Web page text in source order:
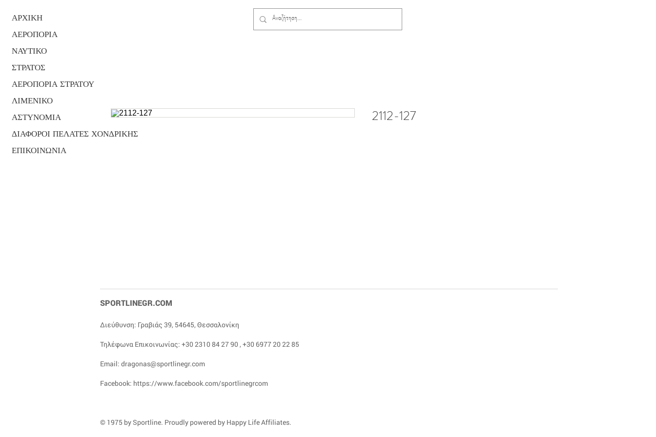
ΑΡΧΙΚΗ
ΑΕΡΟΠΟΡΙΑ
ΝΑΥΤΙΚΟ
ΣΤΡΑΤΟΣ
ΑΕΡΟΠΟΡΙΑ ΣΤΡΑΤΟΥ
ΛΙΜΕΝΙΚΟ
ΑΣΤΥΝΟΜΙΑ
ΔΙΑΦΟΡΟΙ ΠΕΛΑΤΕΣ ΧΟΝΔΡΙΚΗΣ
ΕΠΙΚΟΙΝΩΝΙΑ
2112-127
SPORTLINEGR.COM
Διεύθυνση: Γραβιάς 39, 54645, Θεσσαλονίκη
Τηλέφωνα Επικοινωνίας: +30 2310 84 27 90 , +30 6977 20 22 85
Email: dragonas@sportlinegr.com
Facebook: https://www.facebook.com/sportlinegrcom
© 1975 by Sportline. Proudly powered by Happy Life Affiliates.